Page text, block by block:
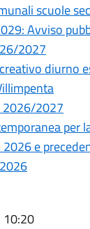
scuole
Avviso
2027
diurno
2026/2027
e
10:20